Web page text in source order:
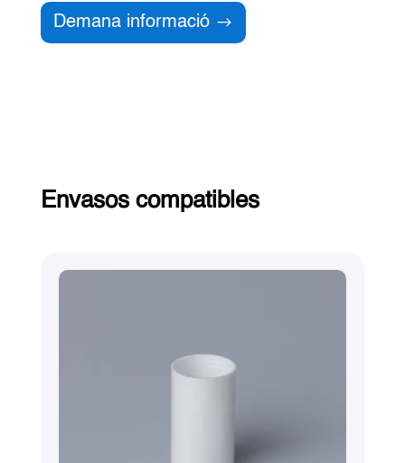
Demana informació
Envasos compatibles